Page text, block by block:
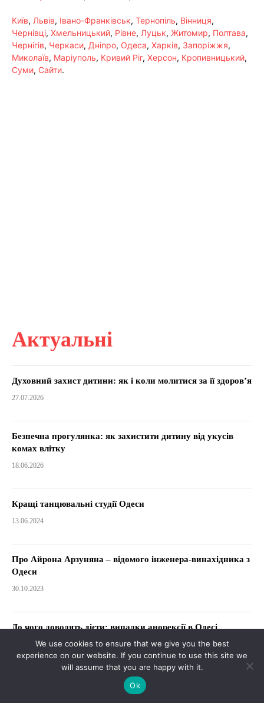
Київ, Львів, Івано-Франківськ, Тернопіль, Вінниця,
Чернівці, Хмельницький, Рівне, Луцьк, Житомир, Полтава,
Чернігів, Черкаси, Дніпро, Одеса, Харків, Запоріжжя,
Миколаїв, Маріуполь, Кривий Ріг, Херсон, Кропивницький,
Суми, Сайти.
Актуальні
Духовний захист дитини: як і коли молитися за її здоров’я
27.07.2026
Безпечна прогулянка: як захистити дитину від укусів
комах влітку
18.06.2026
Кращі танцювальні студії Одеси
13.06.2024
Про Айрона Арзуняна – відомого інженера-винахідника з
Одеси
30.10.2023
До чого доводять дієти: випадки анорексії в Одесі
09.10.2023
Історія епідемії холери в Одесі
We use cookies to ensure that we give you the best
experience on our website. If you continue to use this site we
will assume that you are happy with it.
Ok